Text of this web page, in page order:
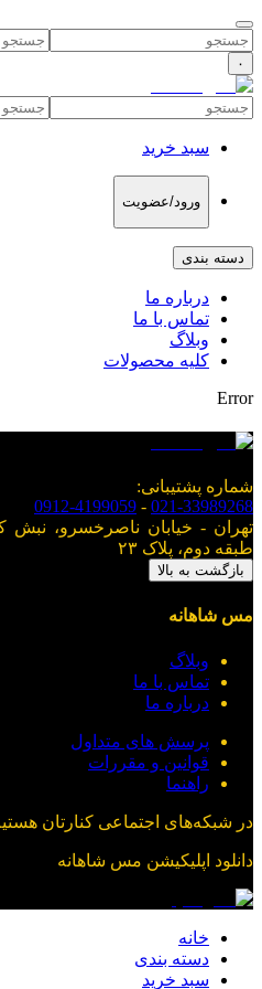
۰
سبد خرید
ورود/عضویت
دسته بندی
درباره ما
تماس با ما
وبلاگ
کلیه محصولات
Error
شماره پشتیبانی:
021-33989268
-
0912-4199059
تهران - خیابان ناصرخسرو،
طبقه دوم، پلاک ۲۳
بازگشت به بالا
مس شاهانه
وبلاگ
تماس با ما
درباره ما
پرسش های متداول
قوانین و مقررات
راهنما
در شبکه‌های اجتماعی کنارتان
دانلود اپلیکیشن مس شاهانه
خانه
دسته بندی
سبد خرید